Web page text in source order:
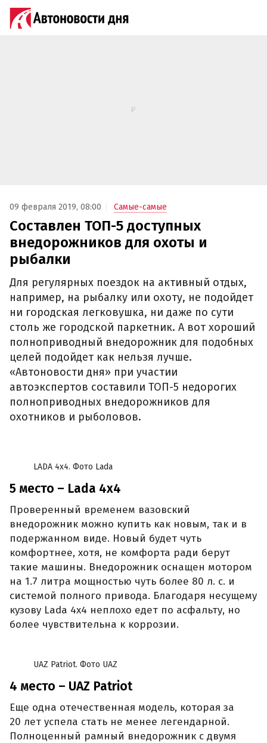
09 февраля 2019, 08:00 Самые-самые
Составлен ТОП-5 доступных
внедорожников для охоты и
рыбалки
Для регулярных поездок на активный отдых,
например, на рыбалку или охоту, не подойдет
ни городская легковушка, ни даже по сути
столь же городской паркетник. А вот хороший
полноприводный внедорожник для подобных
целей подойдет как нельзя лучше.
«Автоновости дня» при участии
автоэкспертов составили ТОП-5 недорогих
полноприводных внедорожников для
охотников и рыболовов.
LADA 4x4. Фото Lada
5 место – Lada 4x4
Проверенный временем вазовский
внедорожник можно купить как новым, так и в
подержанном виде. Новый будет чуть
комфортнее, хотя, не комфорта ради берут
такие машины. Внедорожник оснащен мотором
на 1.7 литра мощностью чуть более 80 л. с. и
системой полного привода. Благодаря несущему
кузову Lada 4x4 неплохо едет по асфальту, но
более чувствительна к коррозии.
UAZ Patriot. Фото UAZ
4 место – UAZ Patriot
Еще одна отечественная модель, которая за
20 лет успела стать не менее легендарной.
Полноценный рамный внедорожник с двумя